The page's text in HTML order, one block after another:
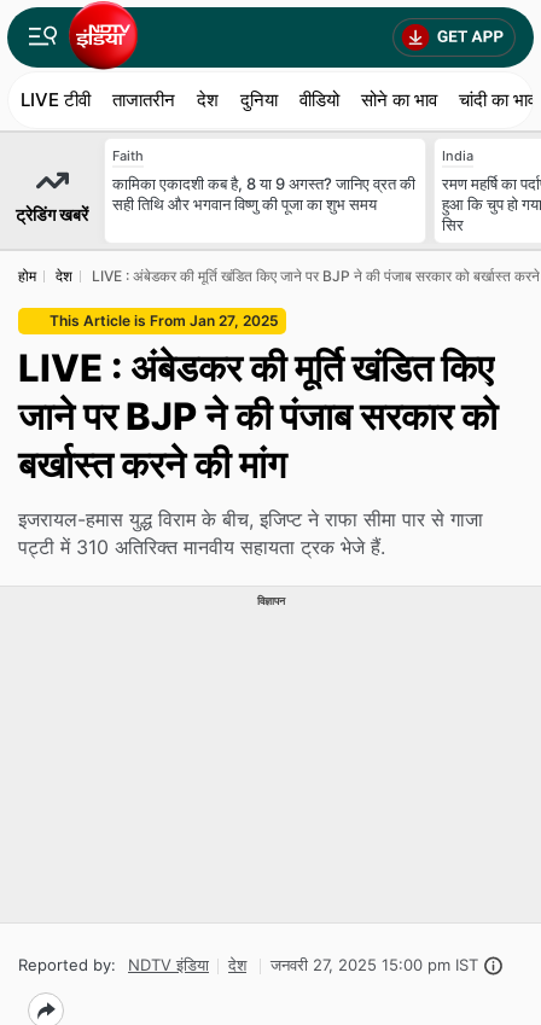
LIVE टीवी ताजातरीन देश दुनिया वीडियो सोने का भाव चांदी का भाव
ट्रेडिंग खबरें
Faith
कामिका एकादशी कब है, 8 या 9 अगस्त? जानिए व्रत की
सही तिथि और भगवान विष्णु की पूजा का शुभ समय
India
रमण महर्षि का
हुआ कि चुप हो
सिर
होम देश LIVE : अंबेडकर की मूर्ति खंडित किए जाने पर BJP ने की पंजाब सरकार को बर्खास्त करने
This Article is From Jan 27, 2025
LIVE : अंबेडकर की मूर्ति खंडित किए
जाने पर BJP ने की पंजाब सरकार को
बर्खास्त करने की मांग
इजरायल-हमास युद्ध विराम के बीच, इजिप्ट ने राफा सीमा पार से गाजा
पट्टी में 310 अतिरिक्त मानवीय सहायता ट्रक भेजे हैं.
विज्ञापन
Reported by: NDTV इंडिया देश जनवरी 27, 2025 15:00 pm IST